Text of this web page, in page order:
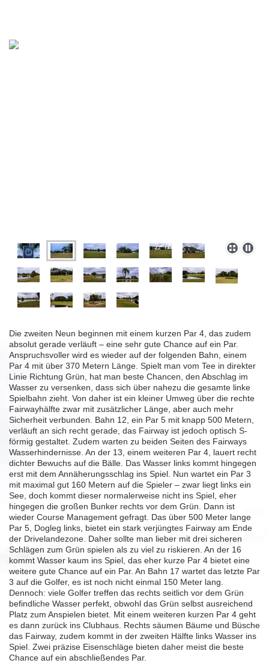
Die zweiten Neun beginnen mit einem kurzen Par 4, das zudem
absolut gerade verläuft – eine sehr gute Chance auf ein Par.
Anspruchsvoller wird es wieder auf der folgenden Bahn, einem
Par 4 mit über 370 Metern Länge. Spielt man vom Tee in direkter
Linie Richtung Grün, hat man beste Chancen, den Abschlag im
Wasser zu versenken, dass sich über nahezu die gesamte linke
Spielbahn zieht. Von daher ist ein kleiner Umweg über die rechte
Fairwayhälfte zwar mit zusätzlicher Länge, aber auch mehr
Sicherheit verbunden. Bahn 12, ein Par 5 mit knapp 500 Metern,
verläuft an sich recht gerade, das Fairway ist jedoch optisch S-
förmig gestaltet. Zudem warten zu beiden Seiten des Fairways
Wasserhindernisse. An der 13, einem weiteren Par 4, lauert recht
dichter Bewuchs auf die Bälle. Das Wasser links kommt hingegen
erst mit dem Annäherungsschlag ins Spiel. Nun wartet ein Par 3
mit maximal gut 160 Metern auf die Spieler – zwar liegt links ein
See, doch kommt dieser normalerweise nicht ins Spiel, eher
hingegen die großen Bunker rechts vor dem Grün. Dann ist
wieder Course Management gefragt. Das über 500 Meter lange
Par 5, Dogleg links, bietet ein stark verjüngtes Fairway am Ende
der Drivelandezone. Daher sollte man lieber mit drei sicheren
Schlägen zum Grün spielen als zu viel zu riskieren. An der 16
kommt Wasser kaum ins Spiel, das eher kurze Par 4 bietet eine
weitere gute Chance auf ein Par. An Bahn 17 wartet das letzte Par
3 auf die Golfer, es ist noch nicht einmal 150 Meter lang.
Dennoch: viele Golfer treffen das rechts seitlich vor dem Grün
befindliche Wasser perfekt, obwohl das Grün selbst ausreichend
Platz zum Anspielen bietet. Mit einem weiteren kurzen Par 4 geht
es dann zurück ins Clubhaus. Rechts säumen Bäume und Büsche
das Fairway, zudem kommt in der zweiten Hälfte links Wasser ins
Spiel. Zwei präzise Eisenschläge bieten daher meist die beste
Chance auf ein abschließendes Par.